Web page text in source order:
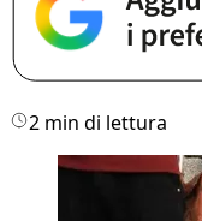
2 min di lettura